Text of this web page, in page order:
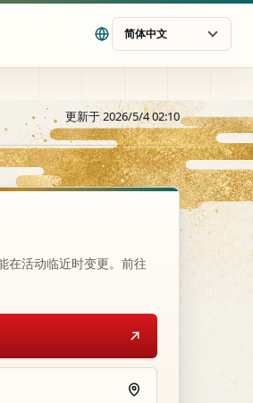
简体中文
更新于 2026/5/4 02:10
在活动临近时变更。前往